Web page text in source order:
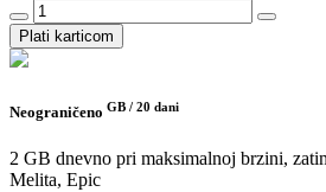
Plati karticom
Neograničeno GB / 20 dani
2 GB dnevno pri maksimalnoj brzini,
Melita, Epic